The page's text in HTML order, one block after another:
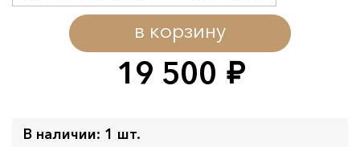
19 500 руб.
в корзину
В наличии: 1 шт.